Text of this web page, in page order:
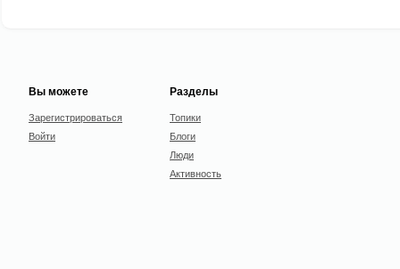
Вы можете
Зарегистрироваться
Войти
Разделы
Топики
Блоги
Люди
Активность